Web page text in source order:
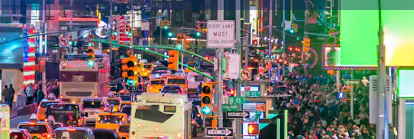
Eintritt und Tickets für Broadway
und Events Attraktionen und Führungen